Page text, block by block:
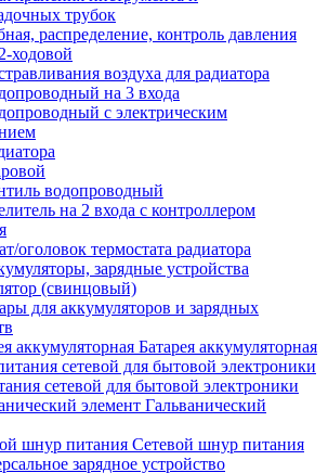
трубок
распределение, контроль давления
ходовой
воздуха для радиатора
на 3 входа
с электрическим
водопроводный
на 2 входа с контроллером
оголовок термостата радиатора
зарядные устройства
(свинцовый)
для аккумуляторов и зарядных
Батарея аккумуляторная
сетевой для бытовой электроники
Гальванический
Сетевой шнур питания